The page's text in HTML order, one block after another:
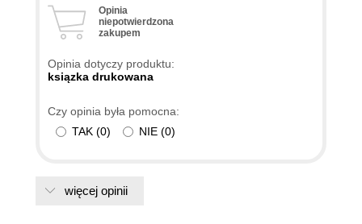
Opinia
niepotwierdzona
zakupem
Opinia dotyczy produktu:
ksiązka drukowana
Czy opinia była pomocna:
TAK (0) NIE (0)
więcej opinii